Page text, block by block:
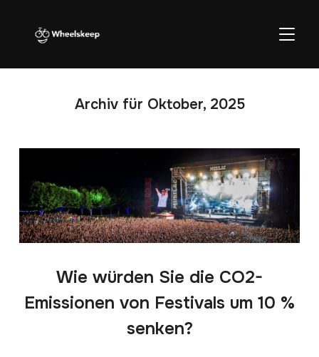
Archiv für Oktober, 2025
Wie würden Sie die CO2-
Emissionen von Festivals um 10 %
senken?